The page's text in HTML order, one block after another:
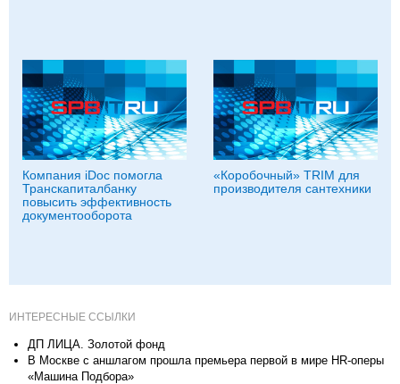
Компания iDoc помогла
Транскапиталбанку
повысить эффективность
документооборота
«Коробочный» TRIM для
производителя сантехники
ИНТЕРЕСНЫЕ ССЫЛКИ
ДП ЛИЦА. Золотой фонд
В Москве с аншлагом прошла премьера первой в мире HR-оперы
«Машина Подбора»